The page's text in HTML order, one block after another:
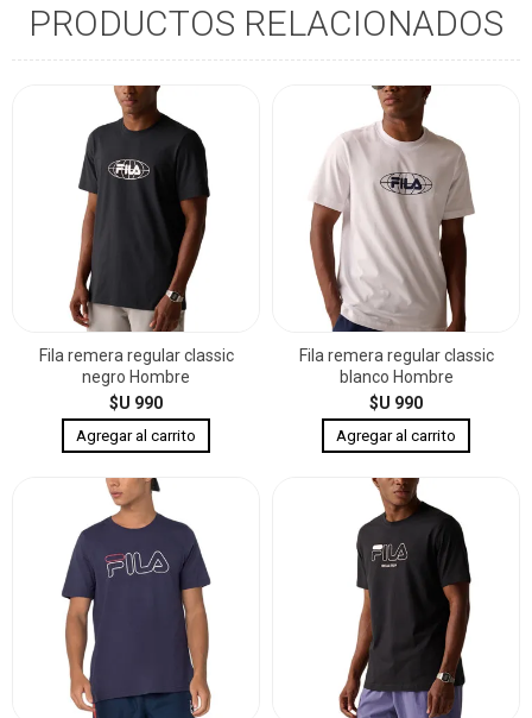
PRODUCTOS RELACIONADOS
Fila remera regular classic
negro Hombre
$U 990
Fila remera regular classic
blanco Hombre
$U 990